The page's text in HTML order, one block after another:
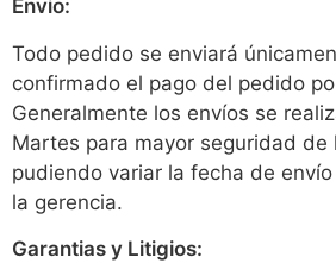
Envio:
Todo pedido se enviará
confirmado el pago del pedido
Generalmente los envíos se
Martes para mayor seguridad de
pudiendo variar la fecha de
la gerencia.
Garantias y Litigios: